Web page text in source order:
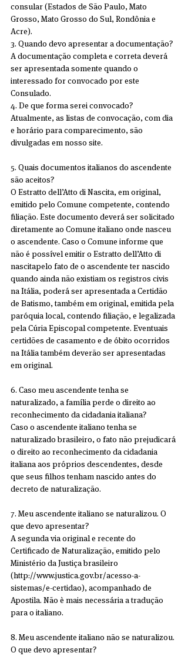
consular (Estados de São Paulo, Mato
Grosso, Mato Grosso do Sul, Rondônia e
Acre).
3. Quando devo apresentar a documentação?
A documentação completa e correta deverá
ser apresentada somente quando o
interessado for convocado por este
Consulado.
4. De que forma serei convocado?
Atualmente, as listas de convocação, com dia
e horário para comparecimento, são
divulgadas em nosso site.
5. Quais documentos italianos do ascendente
são aceitos?
O Estratto dell’Atto di Nascita, em original,
emitido pelo Comune competente, contendo
filiação. Este documento deverá ser solicitado
diretamente ao Comune italiano onde nasceu
o ascendente. Caso o Comune informe que
não é possível emitir o Estratto dell’Atto di
nascitapelo fato de o ascendente ter nascido
quando ainda não existiam os registros civis
na Itália, poderá ser apresentada a Certidão
de Batismo, também em original, emitida pela
paróquia local, contendo filiação, e legalizada
pela Cúria Episcopal competente. Eventuais
certidões de casamento e de óbito ocorridos
na Itália também deverão ser apresentadas
em original.
6. Caso meu ascendente tenha se
naturalizado, a família perde o direito ao
reconhecimento da cidadania italiana?
Caso o ascendente italiano tenha se
naturalizado brasileiro, o fato não prejudicará
o direito ao reconhecimento da cidadania
italiana aos próprios descendentes, desde
que seus filhos tenham nascido antes do
decreto de naturalização.
7. Meu ascendente italiano se naturalizou. O
que devo apresentar?
A segunda via original e recente do
Certificado de Naturalização, emitido pelo
Ministério da Justiça brasileiro
(http://www.justica.gov.br/acesso-a-
sistemas/e-certidao), acompanhado de
Apostila. Não è mais necessária a tradução
para o italiano.
8. Meu ascendente italiano não se naturalizou.
O que devo apresentar?